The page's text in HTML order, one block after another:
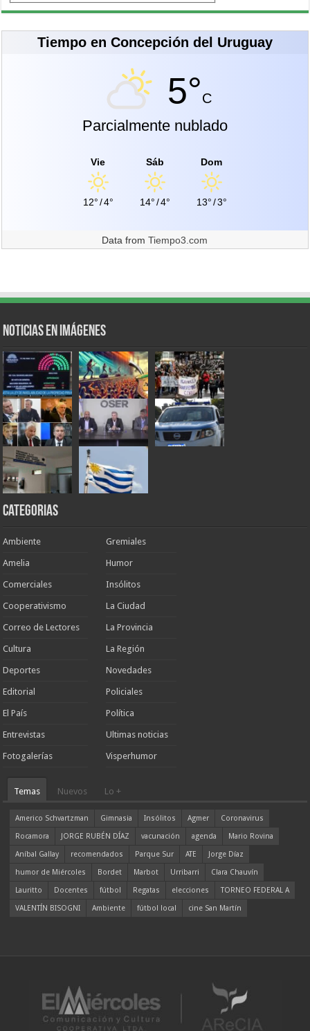
Tiempo en Concepción del Uruguay
5°C
Parcialmente nublado
Vie
12°/4°
Sáb
14°/4°
Dom
13°/3°
Data fromTiempo3.com
Noticias en Imágenes
Categorias
Ambiente
Amelia
Comerciales
Cooperativismo
Correo de Lectores
Cultura
Deportes
Editorial
El País
Entrevistas
Fotogalerías
Gremiales
Humor
Insólitos
La Ciudad
La Provincia
La Región
Novedades
Policiales
Política
Ultimas noticias
Visperhumor
Temas Nuevos Lo +
Americo Schvartzman Gimnasia Insólitos Agmer
Coronavirus
Rocamora
JORGE RUBÉN DÍAZ vacunación agenda
Mario Rovina
Aníbal Gallay
recomendados Parque Sur ATE
Jorge Díaz
humor de Miércoles
Bordet Marbot Urribarri
Clara Chauvín
Lauritto
Docentes fútbol Regatas elecciones
TORNEO FEDERAL A
VALENTÍN BISOGNI
Ambiente fútbol local cine San Martín